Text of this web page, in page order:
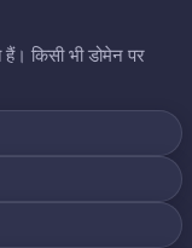
किसी भी डोमेन पर